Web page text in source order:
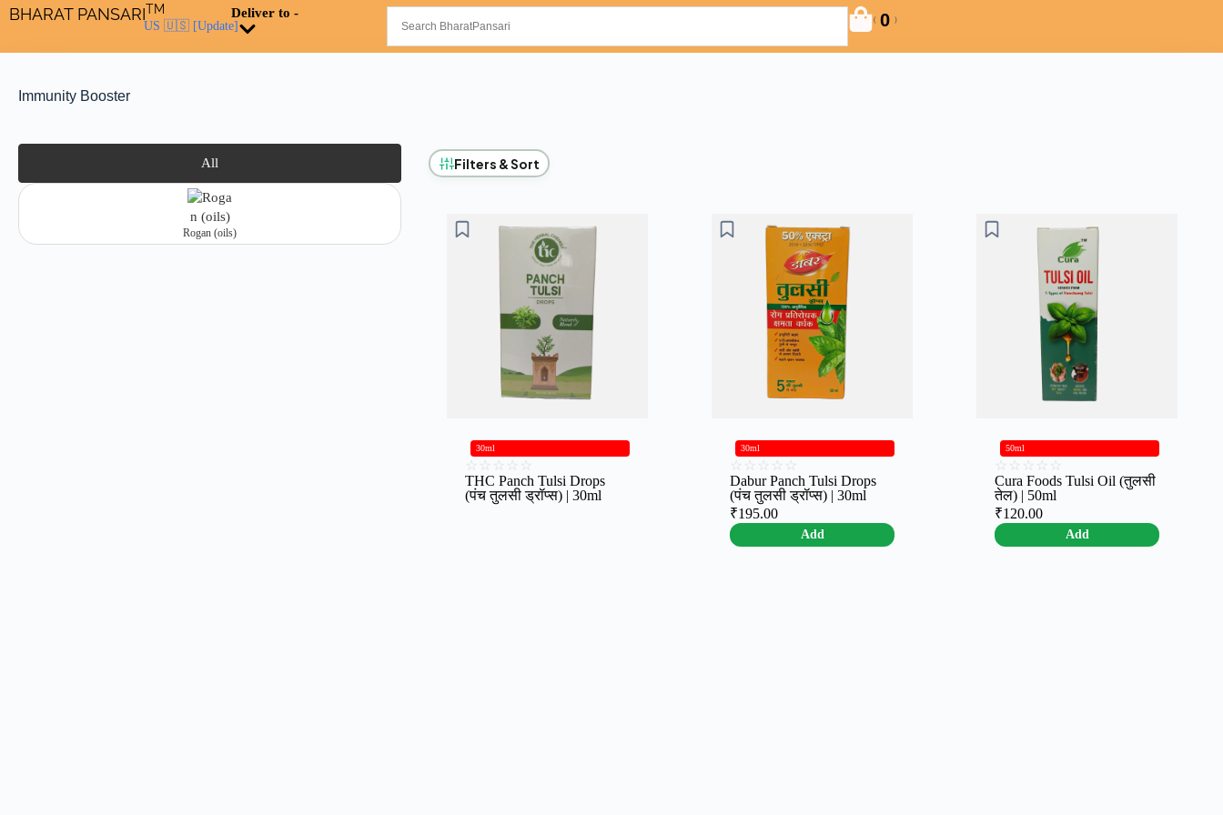
BHARAT PANSARITM Deliver to -
US 🇺🇸 [Update] ( 0 )
Immunity Booster
All
Rogan (oils)
Filters & Sort
30ml
☆ ☆ ☆ ☆ ☆
THC Panch Tulsi Drops
(पंच तुलसी ड्रॉप्स) | 30ml
30ml
☆ ☆ ☆ ☆ ☆
Dabur Panch Tulsi Drops
(पंच तुलसी ड्रॉप्स) | 30ml
₹195.00
Add
50ml
☆ ☆ ☆ ☆ ☆
Cura Foods Tulsi Oil (तुलसी
तेल) | 50ml
₹120.00
Add